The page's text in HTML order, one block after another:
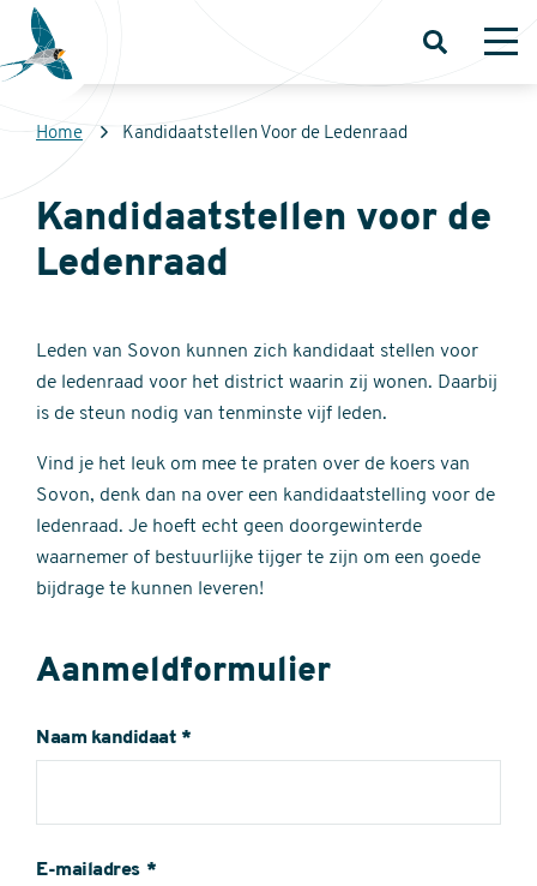
Overslaan
naar
inhoud
Sovon
Homepage
Open
Kruimelpad
Home Kandidaatstellen Voor de Ledenraad
Kandidaatstellen voor de
Ledenraad
Leden van Sovon kunnen zich kandidaat stellen voor
de ledenraad voor het district waarin zij wonen. Daarbij
is de steun nodig van tenminste vijf leden.
Vind je het leuk om mee te praten over de koers van
Sovon, denk dan na over een kandidaatstelling voor de
ledenraad. Je hoeft echt geen doorgewinterde
waarnemer of bestuurlijke tijger te zijn om een goede
bijdrage te kunnen leveren!
Aanmeldformulier
Naam kandidaat
E-mailadres